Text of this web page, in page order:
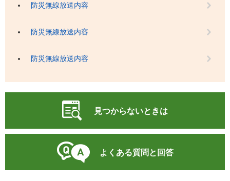
防災無線放送内容
防災無線放送内容
防災無線放送内容
見つからないときは
よくある質問と回答